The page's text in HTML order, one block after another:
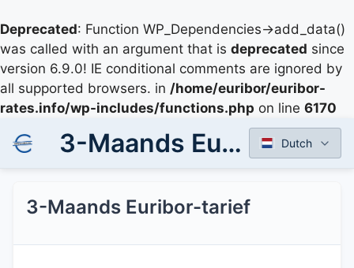
Deprecated: Function WP_Dependencies->add_data()
was called with an argument that is deprecated since
version 6.9.0! IE conditional comments are ignored by
all supported browsers. in /home/euribor/euribor-
rates.info/wp-includes/functions.php on line 6170
3-Maands Euribor-tarief Dutch
3-Maands Euribor-tarief